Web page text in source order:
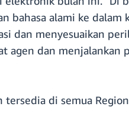
bahasa alami ke dalam
dan menyesuaikan
agen dan menjalankan
tersedia di semua